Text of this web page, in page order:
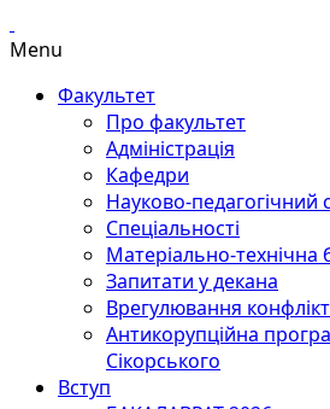
Menu
Факультет
Про факультет
Адміністрація
Кафедри
Науково-педагогічний
Спеціальності
Матеріально-технічна
Запитати у декана
Врегулювання
Антикорупційна
Сікорського
Вступ